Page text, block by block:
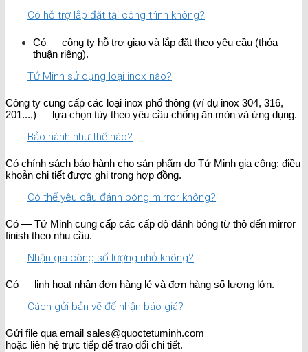
Có hỗ trợ lắp đặt tại công trình không?
Có — công ty hỗ trợ giao và lắp đặt theo yêu cầu (thỏa
thuận riêng).
Tứ Minh sử dụng loại inox nào?
Công ty cung cấp các loại inox phổ thông (ví dụ inox 304, 316,
201....) — lựa chọn tùy theo yêu cầu chống ăn mòn và ứng dụng.
Bảo hành như thế nào?
Có chính sách bảo hành cho sản phẩm do Tứ Minh gia công; điều
khoản chi tiết được ghi trong hợp đồng.
Có thể yêu cầu đánh bóng mirror không?
Có — Tứ Minh cung cấp các cấp độ đánh bóng từ thô đến mirror
finish theo nhu cầu.
Nhận gia công số lượng nhỏ không?
Có — linh hoạt nhận đơn hàng lẻ và đơn hàng số lượng lớn.
Cách gửi bản vẽ để nhận báo giá?
Gửi file qua email sales@quoctetuminh.com
hoặc liên hệ trực tiếp để trao đổi chi tiết.